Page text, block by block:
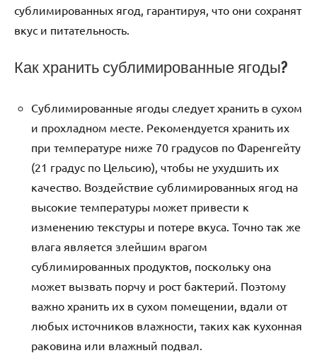
сублимированных ягод, гарантируя, что они сохранят
вкус и питательность.
Как хранить сублимированные ягоды?
Сублимированные ягоды следует хранить в сухом
и прохладном месте. Рекомендуется хранить их
при температуре ниже 70 градусов по Фаренгейту
(21 градус по Цельсию), чтобы не ухудшить их
качество. Воздействие сублимированных ягод на
высокие температуры может привести к
изменению текстуры и потере вкуса. Точно так же
влага является злейшим врагом
сублимированных продуктов, поскольку она
может вызвать порчу и рост бактерий. Поэтому
важно хранить их в сухом помещении, вдали от
любых источников влажности, таких как кухонная
раковина или влажный подвал.